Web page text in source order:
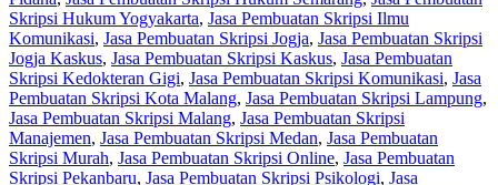
Skripsi Hukum Yogyakarta, Jasa Pembuatan Skripsi Ilmu
Komunikasi, Jasa Pembuatan Skripsi Jogja, Jasa Pembuatan Skripsi
Jogja Kaskus, Jasa Pembuatan Skripsi Kaskus, Jasa Pembuatan
Skripsi Kedokteran Gigi, Jasa Pembuatan Skripsi Komunikasi, Jasa
Pembuatan Skripsi Kota Malang, Jasa Pembuatan Skripsi Lampung,
Jasa Pembuatan Skripsi Malang, Jasa Pembuatan Skripsi
Manajemen, Jasa Pembuatan Skripsi Medan, Jasa Pembuatan
Skripsi Murah, Jasa Pembuatan Skripsi Online, Jasa Pembuatan
Skripsi Pekanbaru, Jasa Pembuatan Skripsi Psikologi, Jasa